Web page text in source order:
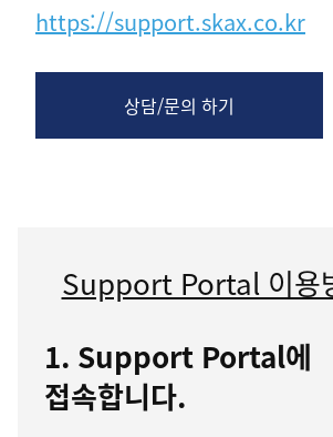
https://support.skax.co.kr
상담/문의 하기
Support Portal 이용
1. Support Portal에
접속합니다.